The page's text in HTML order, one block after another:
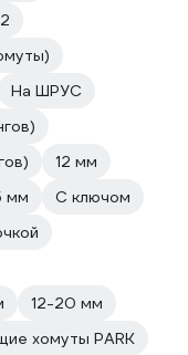
На ШРУС
12 мм
мм
С ключом
12-20 мм
хомуты PARK